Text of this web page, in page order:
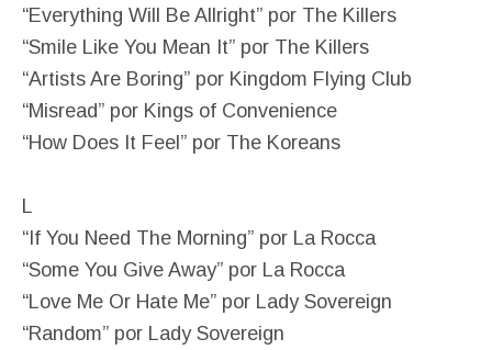
“Everything Will Be Allright” por The Killers
“Smile Like You Mean It” por The Killers
“Artists Are Boring” por Kingdom Flying Club
“Misread” por Kings of Convenience
“How Does It Feel” por The Koreans
L
“If You Need The Morning” por La Rocca
“Some You Give Away” por La Rocca
“Love Me Or Hate Me” por Lady Sovereign
“Random” por Lady Sovereign